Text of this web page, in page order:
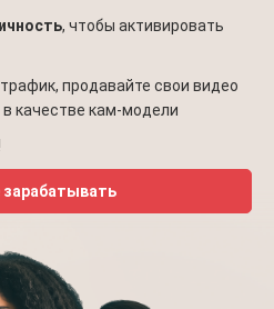
, чтобы активировать
продавайте свои видео
качестве кам-модели
зарабатывать